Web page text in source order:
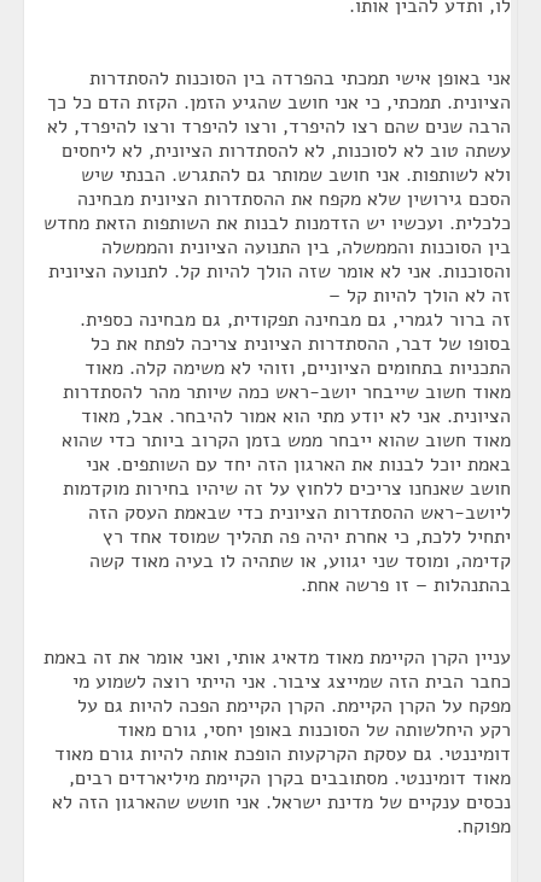
לו, ותדע להבין אותו.
אני באופן אישי תמכתי בהפרדה בין הסוכנות להסתדרות
הציונית. תמכתי, כי אני חושב שהגיע הזמן. הקזת הדם כל כך
הרבה שנים שהם רצו להיפרד, ורצו להיפרד ורצו להיפרד, לא
עשתה טוב לא לסוכנות, לא להסתדרות הציונית, לא ליחסים
ולא לשותפות. אני חושב שמותר גם להתגרש. הבנתי שיש
הסכם גירושין שלא מקפח את ההסתדרות הציונית מבחינה
כלכלית. ועכשיו יש הזדמנות לבנות את השותפות הזאת מחדש
בין הסוכנות והממשלה, בין התנועה הציונית והממשלה
והסוכנות. אני לא אומר שזה הולך להיות קל. לתנועה הציונית
זה לא הולך להיות קל –
זה ברור לגמרי, גם מבחינה תפקודית, גם מבחינה כספית.
בסופו של דבר, ההסתדרות הציונית צריכה לפתח את כל
התכניות בתחומים הציוניים, וזוהי לא משימה קלה. מאוד
מאוד חשוב שייבחר יושב-ראש כמה שיותר מהר להסתדרות
הציונית. אני לא יודע מתי הוא אמור להיבחר. אבל, מאוד
מאוד חשוב שהוא ייבחר ממש בזמן הקרוב ביותר כדי שהוא
באמת יוכל לבנות את הארגון הזה יחד עם השותפים. אני
חושב שאנחנו צריכים ללחוץ על זה שיהיו בחירות מוקדמות
ליושב-ראש ההסתדרות הציונית כדי שבאמת העסק הזה
יתחיל ללכת, כי אחרת יהיה פה תהליך שמוסד אחד רץ
קדימה, ומוסד שני יגווע, או שתהיה לו בעיה מאוד קשה
בהתנהלות – זו פרשה אחת.
עניין הקרן הקיימת מאוד מדאיג אותי, ואני אומר את זה באמת
כחבר הבית הזה שמייצג ציבור. אני הייתי רוצה לשמוע מי
מפקח על הקרן הקיימת. הקרן הקיימת הפכה להיות גם על
רקע היחלשותה של הסוכנות באופן יחסי, גורם מאוד
דומיננטי. גם עסקת הקרקעות הופכת אותה להיות גורם מאוד
מאוד דומיננטי. מסתובבים בקרן הקיימת מיליארדים רבים,
נכסים ענקיים של מדינת ישראל. אני חושש שהארגון הזה לא
מפוקח.